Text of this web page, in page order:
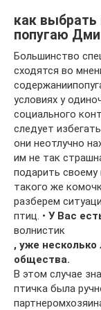
как
попугаю
Большинство
сходятся во
условиях у
социального
следует
они неотлучно
им не так
подарить
такого же
разберем
птиц. • У Вас
волнистик
, уже
общества.
В этом случае
птичка была